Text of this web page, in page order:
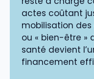
actes coûtant
mobilisation des
ou « bien-être »
santé devient
financement